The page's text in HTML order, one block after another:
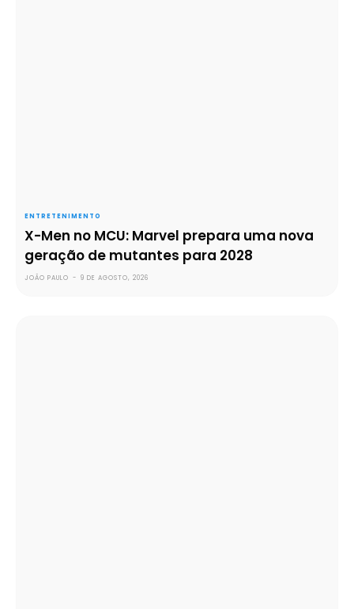
ENTRETENIMENTO
X-Men no MCU: Marvel prepara uma nova
geração de mutantes para 2028
JOÃO PAULO - 9 DE AGOSTO, 2026